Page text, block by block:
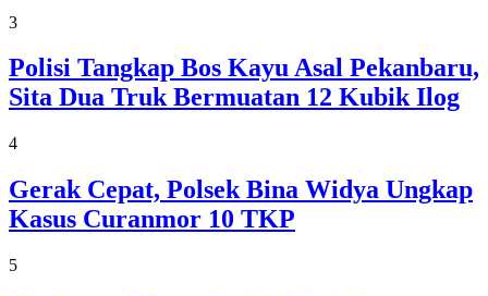
3
Polisi Tangkap Bos Kayu Asal Pekanbaru,
Sita Dua Truk Bermuatan 12 Kubik Ilog
4
Gerak Cepat, Polsek Bina Widya Ungkap
Kasus Curanmor 10 TKP
5